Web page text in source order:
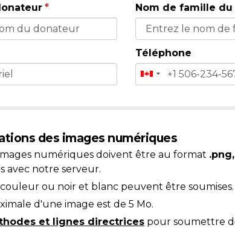
Nom de famille
Téléphone
des images numériques
numériques doivent être au format
avec notre serveur.
couleur ou noir et blanc peuvent être soumises.
d'une image est de 5 Mo.
et lignes directrices pour soumettre